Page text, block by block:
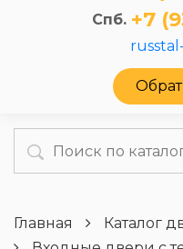
Спб. +7
Главная
Каталог